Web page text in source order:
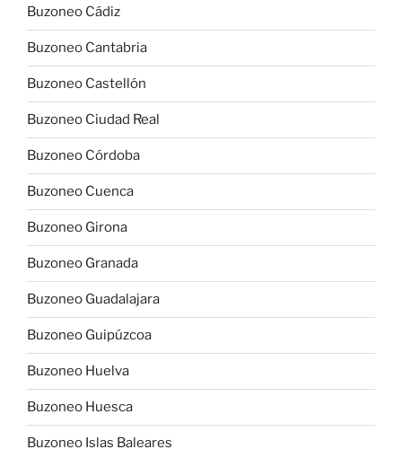
Buzoneo Cádiz
Buzoneo Cantabria
Buzoneo Castellón
Buzoneo Ciudad Real
Buzoneo Córdoba
Buzoneo Cuenca
Buzoneo Girona
Buzoneo Granada
Buzoneo Guadalajara
Buzoneo Guipúzcoa
Buzoneo Huelva
Buzoneo Huesca
Buzoneo Islas Baleares